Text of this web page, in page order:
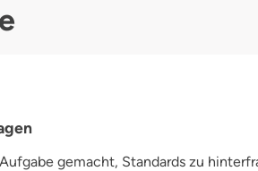
gemacht, Standards zu